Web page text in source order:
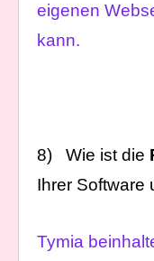
eigenen
kann.
8) Wie ist die
Ihrer Software
Tymia